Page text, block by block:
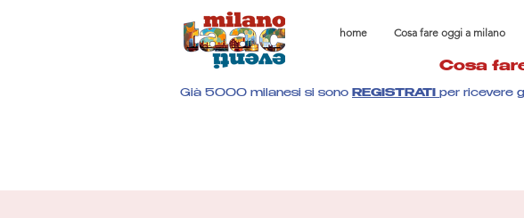
home Cosa fare oggi a milano
Cosa
Già 5000 milanesi si sono REGISTRATI per ricevere